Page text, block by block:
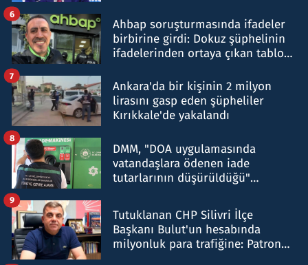
Ahbap soruşturmasında ifadeler
birbirine girdi: Dokuz şüphelinin
ifadelerinden ortaya çıkan tablo
6
Ankara'da bir kişinin 2 milyon
lirasını gasp eden şüpheliler
Kırıkkale'de yakalandı
7
DMM, "DOA uygulamasında
vatandaşlara ödenen iade
tutarlarının düşürüldüğü"
8
Tutuklanan CHP Silivri İlçe
Başkanı Bulut'un hesabında
milyonluk para trafiğine: Patron
9